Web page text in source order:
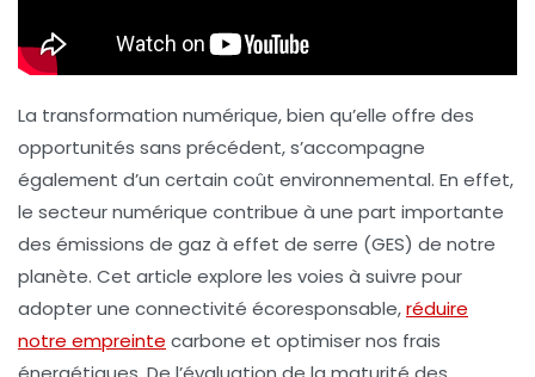
La transformation numérique, bien qu’elle offre des
opportunités sans précédent, s’accompagne
également d’un certain coût environnemental. En effet,
le secteur numérique contribue à une part importante
des émissions de gaz à effet de serre (GES) de notre
planète. Cet article explore les voies à suivre pour
adopter une connectivité écoresponsable,réduire
notre empreinte carbone et optimiser nos frais